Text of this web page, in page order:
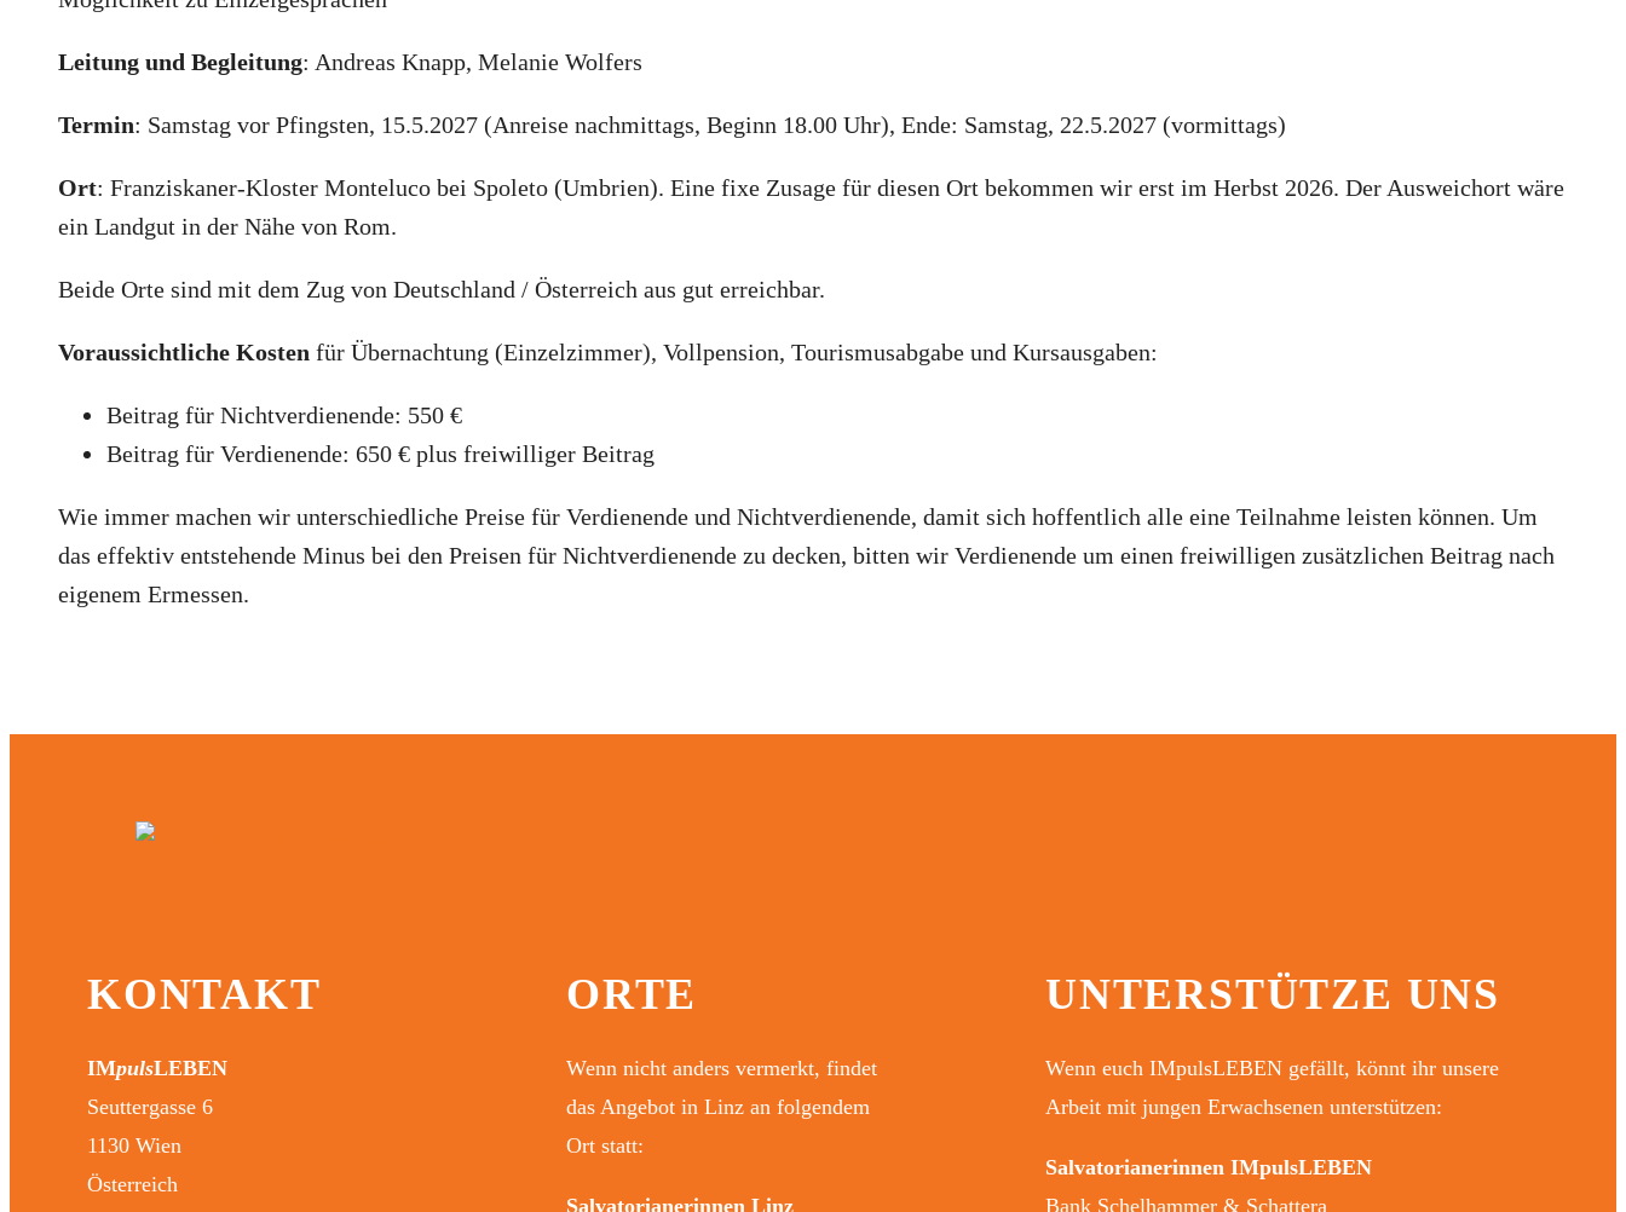
Leitung und Begleitung: Andreas Knapp, Melanie Wolfers
Termin: Samstag vor Pfingsten, 15.5.2027 (Anreise nachmittags, Beginn 18.00 Uhr), Ende: Samstag, 22.5.2027 (vormittags)
Ort: Franziskaner-Kloster Monteluco bei Spoleto (Umbrien). Eine fixe Zusage für diesen Ort bekommen wir erst im Herbst 2026. Der Ausweichort wäre
ein Landgut in der Nähe von Rom.
Beide Orte sind mit dem Zug von Deutschland / Österreich aus gut erreichbar.
Voraussichtliche Kosten für Übernachtung (Einzelzimmer), Vollpension, Tourismusabgabe und Kursausgaben:
Beitrag für Nichtverdienende: 550 €
Beitrag für Verdienende: 650 € plus freiwilliger Beitrag
Wie immer machen wir unterschiedliche Preise für Verdienende und Nichtverdienende, damit sich hoffentlich alle eine Teilnahme leisten können. Um
das effektiv entstehende Minus bei den Preisen für Nichtverdienende zu decken, bitten wir Verdienende um einen freiwilligen zusätzlichen Beitrag nach
eigenem Ermessen.
KONTAKT
IMpulsLEBEN
Seuttergasse 6
1130 Wien
Österreich
ORTE
Wenn nicht anders vermerkt, findet
das Angebot in Linz an folgendem
Ort statt:
Salvatorianerinnen Linz
UNTERSTÜTZE UNS
Wenn euch IMpulsLEBEN gefällt, könnt ihr unsere
Arbeit mit jungen Erwachsenen unterstützen:
Salvatorianerinnen IMpulsLEBEN
Bank Schelhammer & Schattera